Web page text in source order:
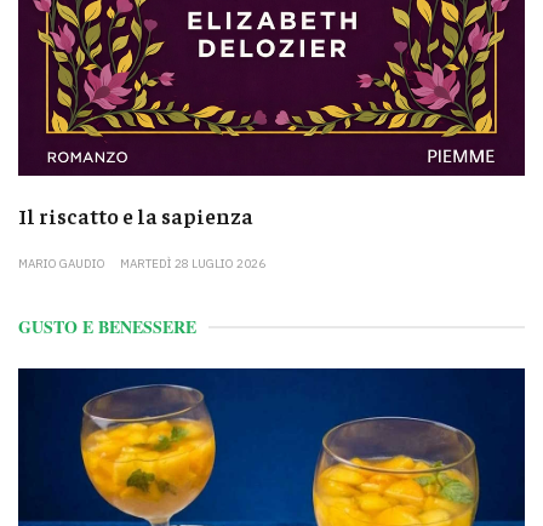
Il riscatto e la sapienza
MARIO GAUDIO MARTEDÌ 28 LUGLIO 2026
GUSTO E BENESSERE